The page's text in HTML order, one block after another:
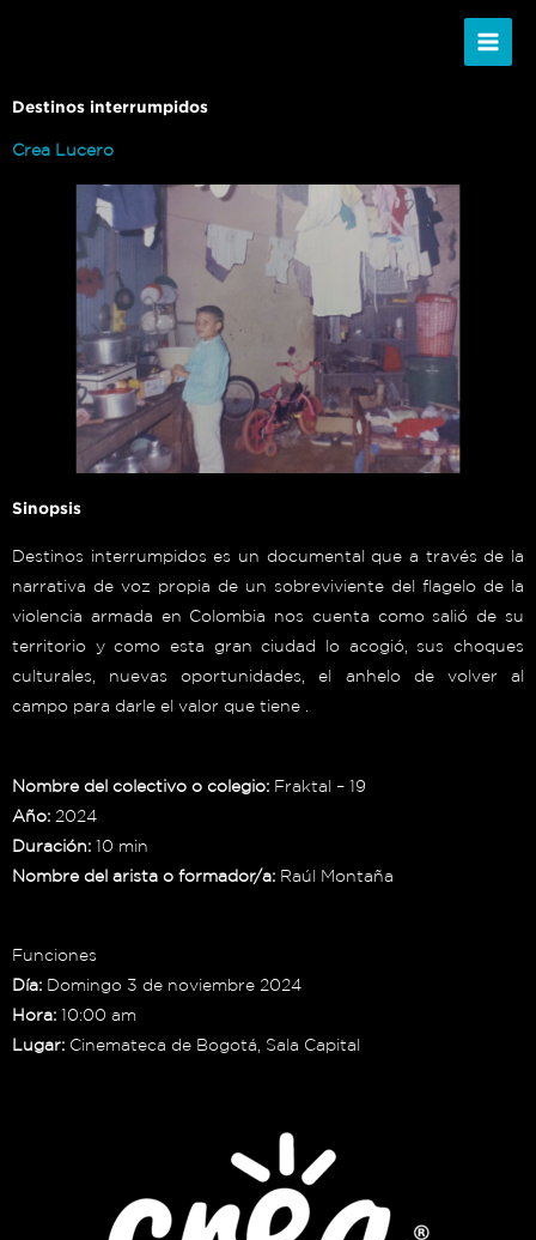
Destinos interrumpidos
Crea Lucero
Sinopsis
Destinos interrumpidos es un documental que a través de la
narrativa de voz propia de un sobreviviente del flagelo de la
violencia armada en Colombia nos cuenta como salió de su
territorio y como esta gran ciudad lo acogió, sus choques
culturales, nuevas oportunidades, el anhelo de volver al
campo para darle el valor que tiene .
Nombre del colectivo o colegio: Fraktal – 19
Año: 2024
Duración: 10 min
Nombre del arista o formador/a: Raúl Montaña
Funciones
Día: Domingo 3 de noviembre 2024
Hora: 10:00 am
Lugar: Cinemateca de Bogotá, Sala Capital